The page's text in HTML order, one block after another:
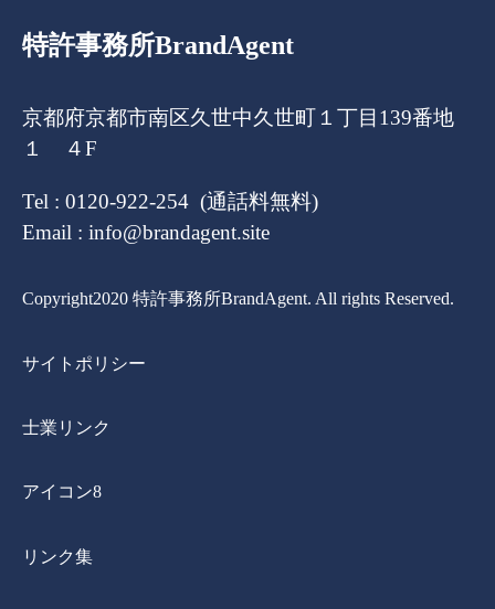
特許事務所BrandAgent
京都府京都市南区久世中久世町１丁目139番地
１ ４F
Tel : 0120-922-254 (通話料無料)
Email : info@brandagent.site
Copyright2020 特許事務所BrandAgent. All rights Reserved.
サイトポリシー
士業リンク
アイコン8
リンク集